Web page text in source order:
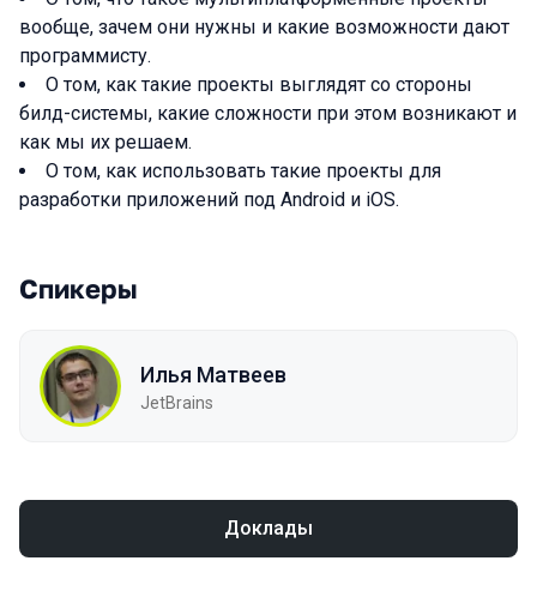
вообще, зачем они нужны и какие возможности дают
программисту.
О том, как такие проекты выглядят со стороны
билд-системы, какие сложности при этом возникают и
как мы их решаем.
О том, как использовать такие проекты для
разработки приложений под Android и iOS.
Спикеры
Илья Матвеев
JetBrains
Доклады